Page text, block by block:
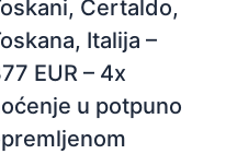
Certaldo,
Italija –
EUR – 4x
u potpuno